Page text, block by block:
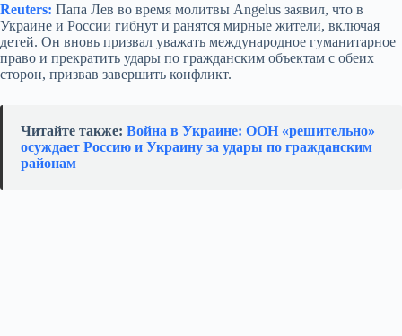
Reuters: Папа Лев во время молитвы Angelus заявил, что в
Украине и России гибнут и ранятся мирные жители, включая
детей. Он вновь призвал уважать международное гуманитарное
право и прекратить удары по гражданским объектам с обеих
сторон, призвав завершить конфликт.
Читайте также: Война в Украине: ООН «решительно»
осуждает Россию и Украину за удары по гражданским
районам